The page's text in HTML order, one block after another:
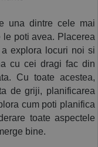
una dintre cele mai
poti avea. Placerea
explora locuri noi si
cu cei dragi fac din
Cu toate acestea,
de griji, planificarea
cum poti planifica
toate aspectele
bine.